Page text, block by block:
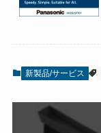
新製品/サービス